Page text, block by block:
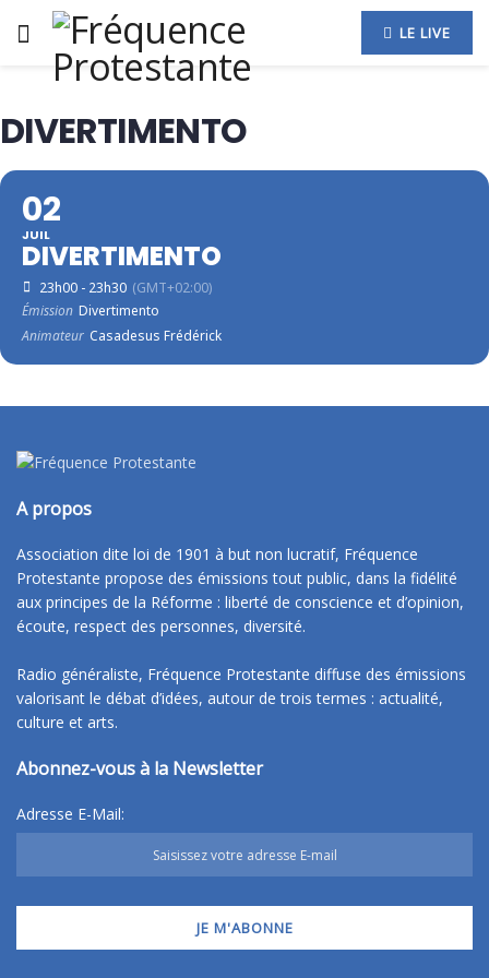
LE LIVE
DIVERTIMENTO
02
JUIL
DIVERTIMENTO
23h00 - 23h30 (GMT+02:00)
Émission Divertimento
Animateur Casadesus Frédérick
A propos
Association dite loi de 1901 à but non lucratif, Fréquence
Protestante propose des émissions tout public, dans la fidélité
aux principes de la Réforme : liberté de conscience et d’opinion,
écoute, respect des personnes, diversité.
Radio généraliste, Fréquence Protestante diffuse des émissions
valorisant le débat d’idées, autour de trois termes : actualité,
culture et arts.
Abonnez-vous à la Newsletter
Adresse E-Mail: